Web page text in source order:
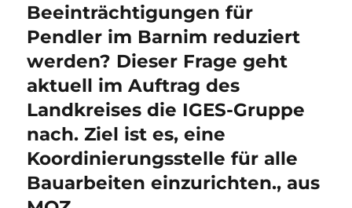
Beitrag:
Beeinträchtigungen für
Pendler im Barnim reduziert
werden? Dieser Frage geht
aktuell im Auftrag des
Landkreises die IGES-Gruppe
nach. Ziel ist es, eine
Koordinierungsstelle für alle
Bauarbeiten einzurichten., aus